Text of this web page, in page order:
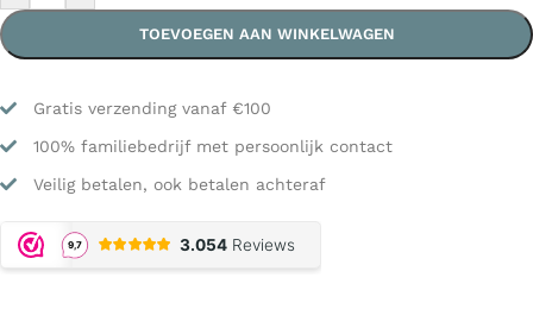
TOEVOEGEN AAN WINKELWAGEN
Gratis verzending vanaf €100
100% familiebedrijf met persoonlijk contact
Veilig betalen, ook betalen achteraf